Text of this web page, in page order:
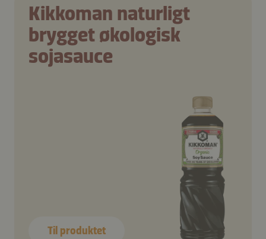
Kikkoman naturligt
brygget økologisk
sojasauce
Til produktet